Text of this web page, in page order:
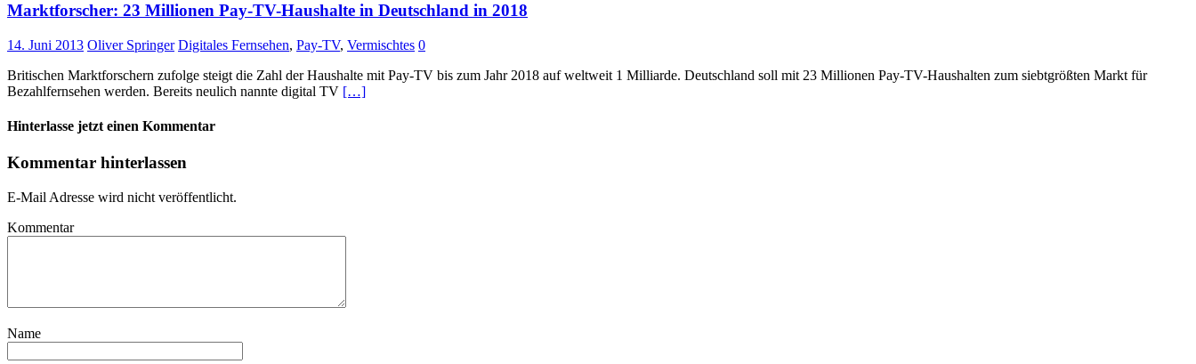
Marktforscher: 23 Millionen Pay-TV-Haushalte in Deutschland in 2018
14. Juni 2013 Oliver Springer Digitales Fernsehen, Pay-TV, Vermischtes 0
Britischen Marktforschern zufolge steigt die Zahl der Haushalte mit Pay-TV bis zum Jahr 2018 auf weltweit 1 Milliarde. Deutschland soll mit 23 Millionen Pay-TV-Haushalten zum siebtgrößten Markt für
Bezahlfernsehen werden. Bereits neulich nannte digital TV […]
Hinterlasse jetzt einen Kommentar
Kommentar hinterlassen
E-Mail Adresse wird nicht veröffentlicht.
Kommentar
Name